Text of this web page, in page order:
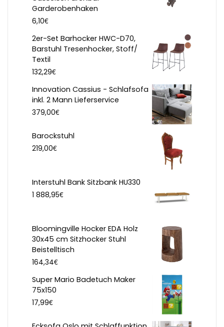
Garderobenhaken
6,10€
2er-Set Barhocker HWC-D70,
Barstuhl Tresenhocker, Stoff/
Textil
132,29€
Innovation Cassius - Schlafsofa
inkl. 2 Mann Lieferservice
379,00€
Barockstuhl
219,00€
Interstuhl Bank Sitzbank HU330
1 888,95€
Bloomingville Hocker EDA Holz
30x45 cm Sitzhocker Stuhl
Beistelltisch
164,34€
Super Mario Badetuch Maker
75x150
17,99€